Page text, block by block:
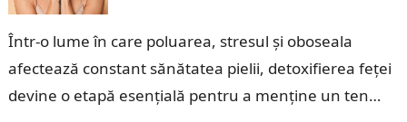
Într-o lume în care poluarea, stresul și oboseala
afectează constant sănătatea pielii, detoxifierea feței
devine o etapă esențială pentru a menține un ten